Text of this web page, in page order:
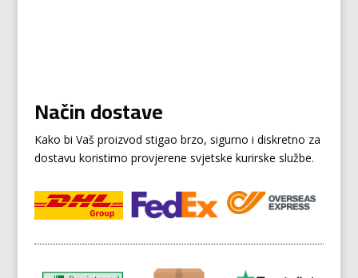
Način dostave
Kako bi Vaš proizvod stigao brzo, sigurno i diskretno za
dostavu koristimo provjerene svjetske kurirske službe.